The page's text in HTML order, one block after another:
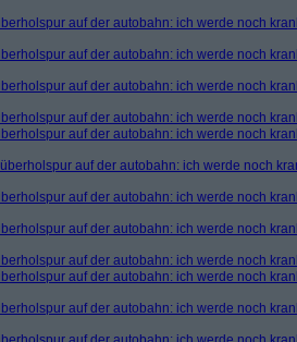
auf der autobahn: ich werde noch
auf der autobahn: ich werde noch
auf der autobahn: ich werde noch
auf der autobahn: ich werde noch
auf der autobahn: ich werde noch
auf der autobahn: ich werde noch
auf der autobahn: ich werde noch
auf der autobahn: ich werde noch
auf der autobahn: ich werde noch
auf der autobahn: ich werde noch
auf der autobahn: ich werde noch